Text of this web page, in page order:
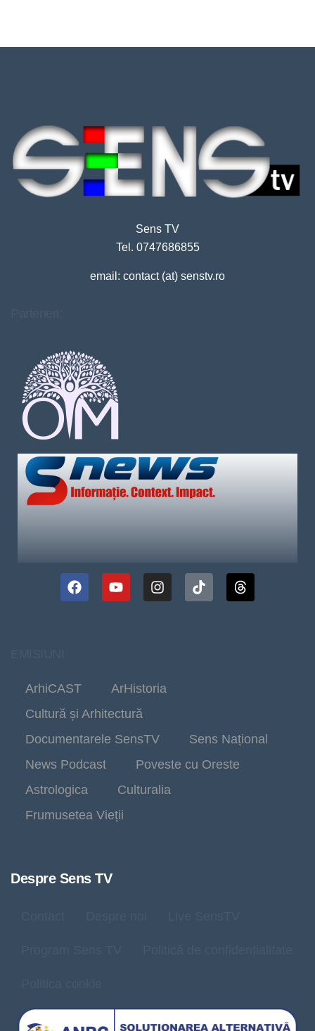
Sens TV
Tel. 0747686855
email: contact (at) senstv.ro
ArhiCAST
ArHistoria
Cultură și Arhitectură
Documentarele SensTV
Sens Național
News Podcast
Poveste cu Oreste
Astrologica
Culturalia
Frumusetea Vieții
Despre Sens TV